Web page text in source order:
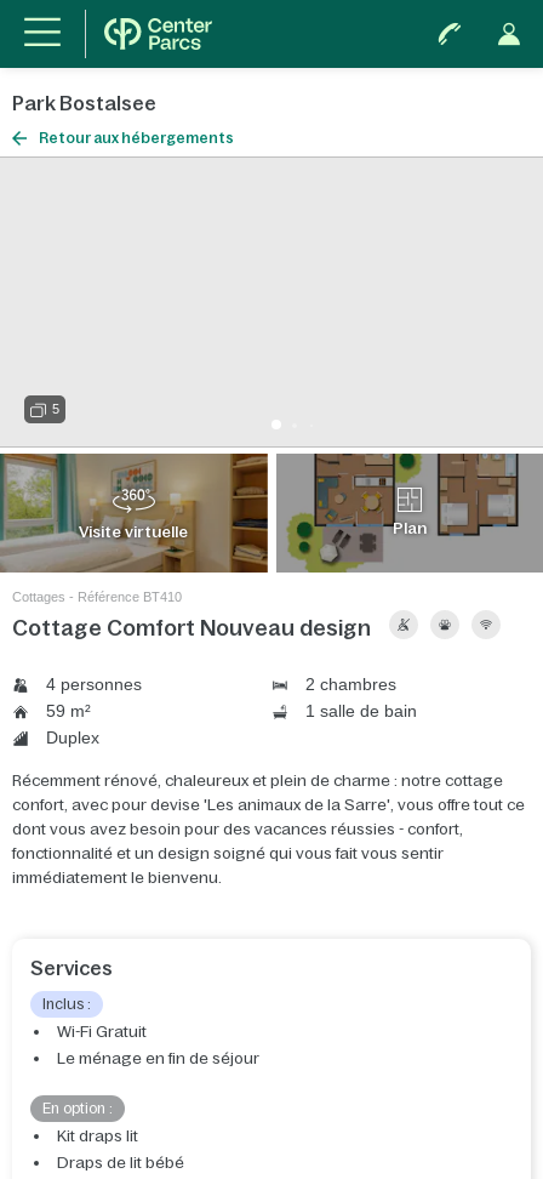
Park Bostalsee
Retour aux hébergements
5
Visite virtuelle Plan
Cottages - Référence BT410
Cottage Comfort Nouveau design
4 personnes
2 chambres
59 m²
1 salle de bain
Duplex
Récemment rénové, chaleureux et plein de charme : notre cottage
confort, avec pour devise 'Les animaux de la Sarre', vous offre tout ce
dont vous avez besoin pour des vacances réussies - confort,
fonctionnalité et un design soigné qui vous fait vous sentir
immédiatement le bienvenu.
Services
Inclus :
Wi-Fi Gratuit
Le ménage en fin de séjour
En option :
Kit draps lit
Draps de lit bébé